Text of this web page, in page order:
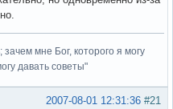
мне Бог, которого я могу
давать советы"
#21
2007-08-01 12:31:36